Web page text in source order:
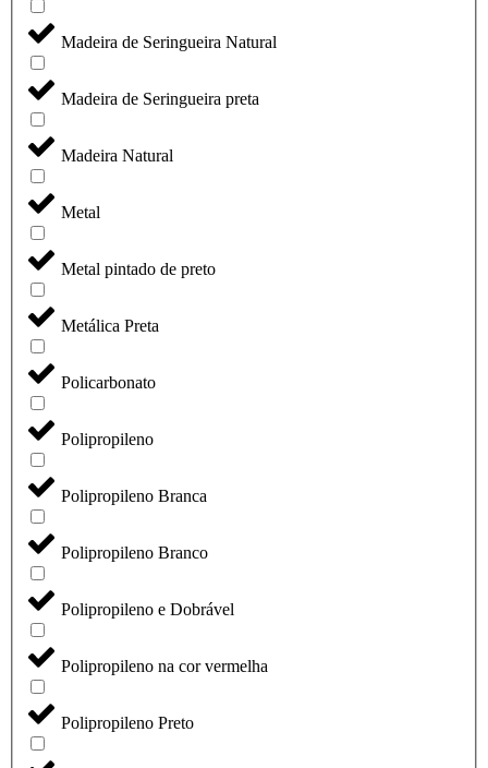
Madeira de Seringueira Natural
Madeira de Seringueira preta
Madeira Natural
Metal
Metal pintado de preto
Metálica Preta
Policarbonato
Polipropileno
Polipropileno Branca
Polipropileno Branco
Polipropileno e Dobrável
Polipropileno na cor vermelha
Polipropileno Preto